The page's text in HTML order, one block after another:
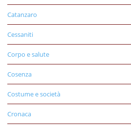
Catanzaro
Cessaniti
Corpo e salute
Cosenza
Costume e società
Cronaca